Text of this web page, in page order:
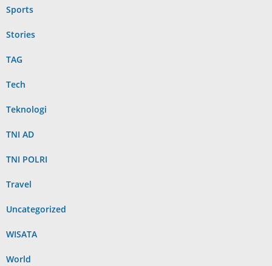
Sports
Stories
TAG
Tech
Teknologi
TNI AD
TNI POLRI
Travel
Uncategorized
WISATA
World